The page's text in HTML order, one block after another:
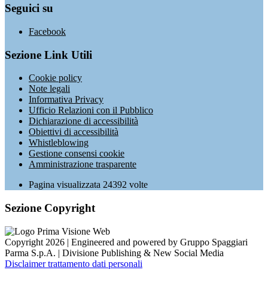
Seguici su
Facebook
Sezione Link Utili
Cookie policy
Note legali
Informativa Privacy
Ufficio Relazioni con il Pubblico
Dichiarazione di accessibilità
Obiettivi di accessibilità
Whistleblowing
Gestione consensi cookie
Amministrazione trasparente
Pagina visualizzata 24392 volte
Sezione Copyright
Copyright 2026 | Engineered and powered by Gruppo Spaggiari
Parma S.p.A. | Divisione Publishing & New Social Media
Disclaimer trattamento dati personali